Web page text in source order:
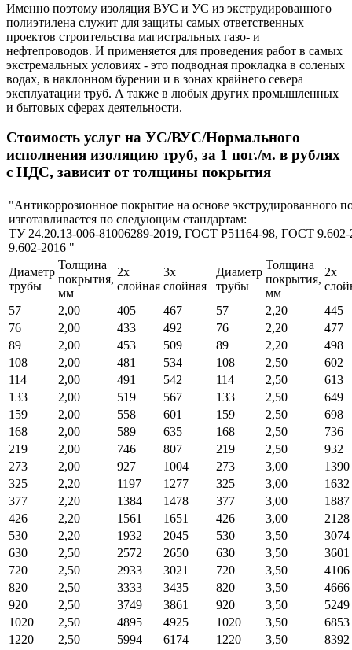
Именно поэтому изоляция ВУС и УС из экструдированного
полиэтилена служит для защиты самых ответственных
проектов строительства магистральных газо- и
нефтепроводов. И применяется для проведения работ в самых
экстремальных условиях - это подводная прокладка в соленых
водах, в наклонном бурении и в зонах крайнего севера
эксплуатации труб. А также в любых других промышленных
и бытовых сферах деятельности.
Стоимость услуг на УС/ВУС/Нормального
исполнения изоляцию труб, за 1 пог./м. в рублях
с НДС, зависит от толщины покрытия
"Антикоррозионное покрытие на основе экструдированного
изготавливается по следующим стандартам:
ТУ 24.20.13-006-81006289-2019, ГОСТ Р51164-98, ГОСТ
9.602-2016 "
Диаметр
трубы
Толщина
покрытия,
мм
2х
слойная
3х
слойная
Диаметр
трубы
Толщина
покрытия,
мм
2х
57
2,00 405 467 57 2,20
445
76
2,00 433 492 76 2,20
477
89
2,00 453 509 89 2,20
498
108
2,00 481 534 108 2,50
602
114
2,00 491 542 114 2,50
613
133
2,00 519 567 133 2,50
649
159
2,00 558 601 159 2,50
698
168
2,00 589 635 168 2,50
736
219
2,00 746 807 219 2,50
932
273
2,00 927 1004 273 3,00
1390
325
2,20 1197 1277 325 3,00
1632
377
2,20 1384 1478 377 3,00
1887
426
2,20 1561 1651 426 3,00
2128
530
2,20 1932 2045 530 3,50
3074
630
2,50 2572 2650 630 3,50
3601
720
2,50 2933 3021 720 3,50
4106
820
2,50 3333 3435 820 3,50
4666
920
2,50 3749 3861 920 3,50
5249
1020
2,50 4895 4925 1020 3,50
6853
1220
2,50 5994 6174 1220 3,50
8392